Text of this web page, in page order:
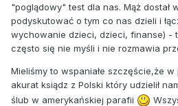
"poglądowy" test dla nas. Mąż dostał
podyskutować o tym co nas dzieli i
wychowanie dzieci, dzieci, finanse) -
często się nie myśli i nie rozmawia
Mieliśmy to wspaniałe szczęście,że w
akurat ksiądz z Polski który udzielił
ślub w amerykańskiej parafii